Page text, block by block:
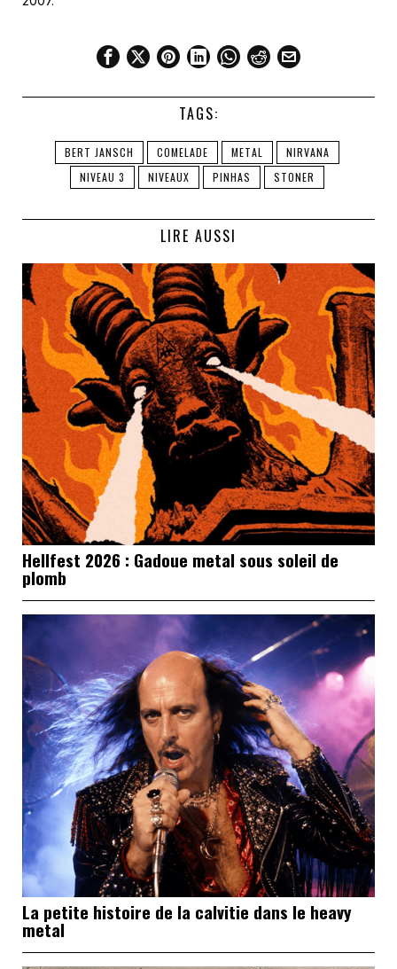
TAGS:
BERT JANSCH COMELADE METAL
NIRVANA
NIVEAU 3
NIVEAUX PINHAS STONER
LIRE AUSSI
Hellfest 2026 : Gadoue metal sous soleil de
plomb
La petite histoire de la calvitie dans le heavy
metal